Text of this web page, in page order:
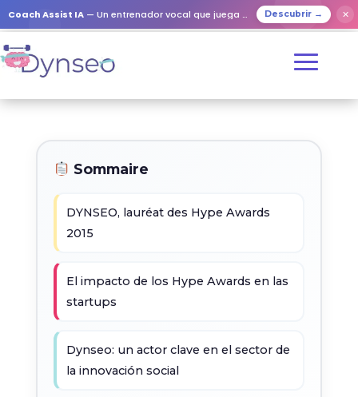
Coach Assist IA — Un entrenador vocal que juega con tus seres queridos Descubrir → ✕
Sommaire
DYNSEO, lauréat des Hype Awards
2015
El impacto de los Hype Awards en las
startups
Dynseo: un actor clave en el sector de
la innovación social